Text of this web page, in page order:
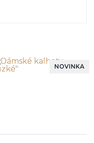
NOVINKA